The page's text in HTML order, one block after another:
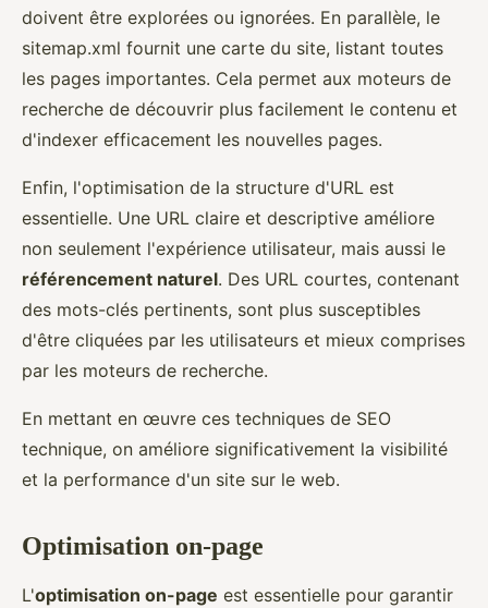
doivent être explorées ou ignorées. En parallèle, le
sitemap.xml fournit une carte du site, listant toutes
les pages importantes. Cela permet aux moteurs de
recherche de découvrir plus facilement le contenu et
d'indexer efficacement les nouvelles pages.
Enfin, l'optimisation de la structure d'URL est
essentielle. Une URL claire et descriptive améliore
non seulement l'expérience utilisateur, mais aussi le
référencement naturel. Des URL courtes, contenant
des mots-clés pertinents, sont plus susceptibles
d'être cliquées par les utilisateurs et mieux comprises
par les moteurs de recherche.
En mettant en œuvre ces techniques de SEO
technique, on améliore significativement la visibilité
et la performance d'un site sur le web.
Optimisation on-page
L'optimisation on-page est essentielle pour garantir